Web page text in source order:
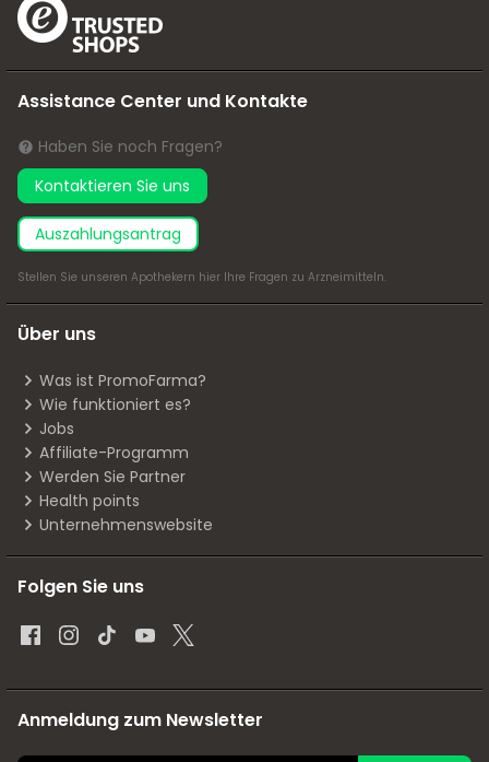
Assistance Center und Kontakte
Haben Sie noch Fragen?
Kontaktieren Sie uns
Auszahlungsantrag
Stellen Sie unseren Apothekern hier Ihre Fragen zu Arzneimitteln.
Über uns
Was ist PromoFarma?
Wie funktioniert es?
Jobs
Affiliate-Programm
Werden Sie Partner
Health points
Unternehmenswebsite
Folgen Sie uns
Anmeldung zum Newsletter